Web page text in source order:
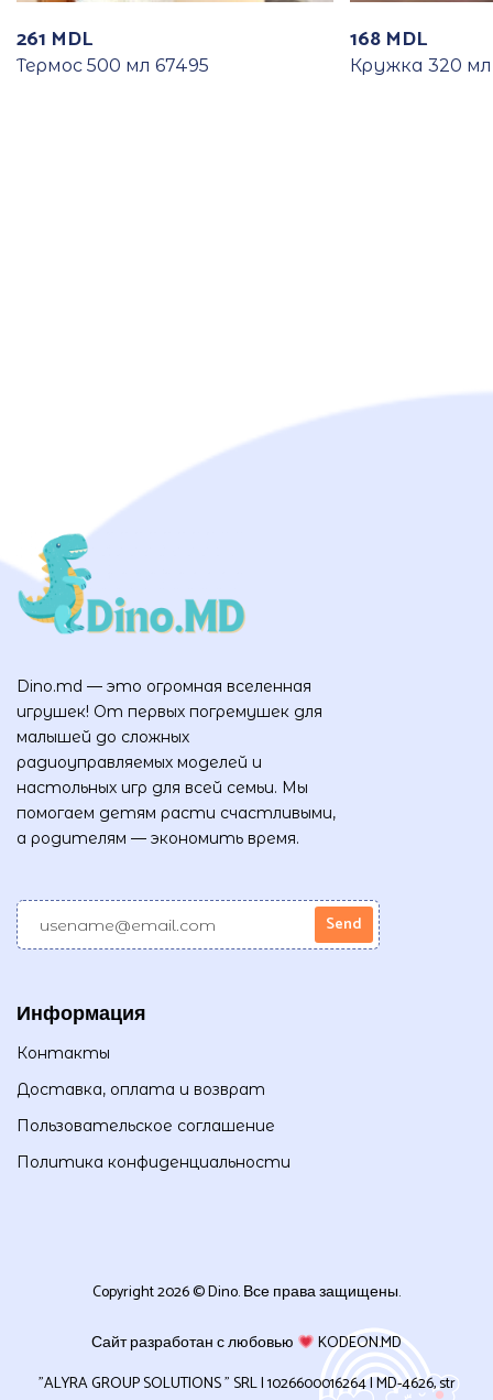
261 MDL
Термос 500 мл 67495
168 MDL
Кружка 320 мл
Dino.md — это огромная вселенная
игрушек! От первых погремушек для
малышей до сложных
радиоуправляемых моделей и
настольных игр для всей семьи. Мы
помогаем детям расти счастливыми,
а родителям — экономить время.
Информация
Контакты
Доставка, оплата и возврат
Пользовательское соглашение
Политика конфиденциальности
Copyright 2026 © Dino. Все права защищены.
Сайт разработан с любовью
KODEON.MD
”ALYRA GROUP SOLUTIONS ” SRL | 1026600016264 | MD-4626, str